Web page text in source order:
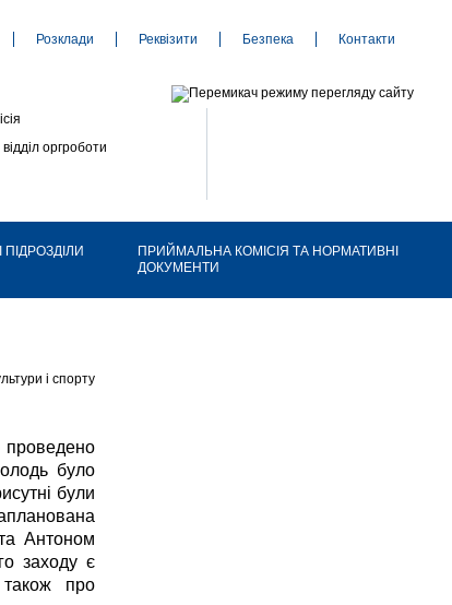
Розклади Реквізити Безпека Контакти
відділ оргроботи
ПРИЙМАЛЬНА КОМІСІЯ ТА НОРМАТИВНІ
ДОКУМЕНТИ
і спорту
проведено
було
були
Антоном
заходу є
також про